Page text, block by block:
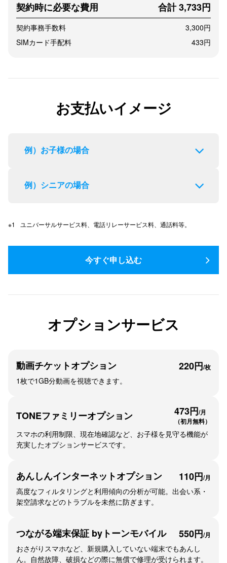
契約時に必要な費用 合計 3,733円
契約事務手数料
3,300円
SIMカード手配料
433円
お支払いイメージ
例）お子様の場合
月々のお支払い 合計 1,793円〜
TONEファミリーオプション
473円
料金が異なります。
例）シニアの場合
（最大12カ月間）
月額基本料金
1,210円
そのほか（オプション料、通話料等※1）ご利用に応じて
ユニバーサルサービス料、電話リレーサービス料、通話料等。
今すぐ申し込む
オプションサービス
動画チケットオプション 220円/枚
1枚で1GB分動画を視聴できます。
TONEファミリーオプション 473円/月
（初月無料）
スマホの利用制限、現在地確認など、お子様を見守る機能が
充実したオプションサービスです。
あんしんインターネットオプション 110円/月
高度なフィルタリングと利用傾向の分析が可能。出会い系・
架空請求などのトラブルを未然に防ぎます。
つながる端末保証byトーンモバイル 550円/月
おさがりスマホなど、新規購入していない端末でもあんし
ん。自然故障、破損などの際に無償で修理が受けられます。